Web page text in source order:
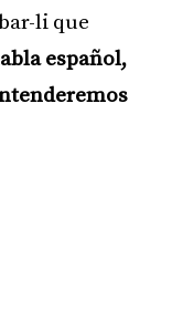
li que
español,